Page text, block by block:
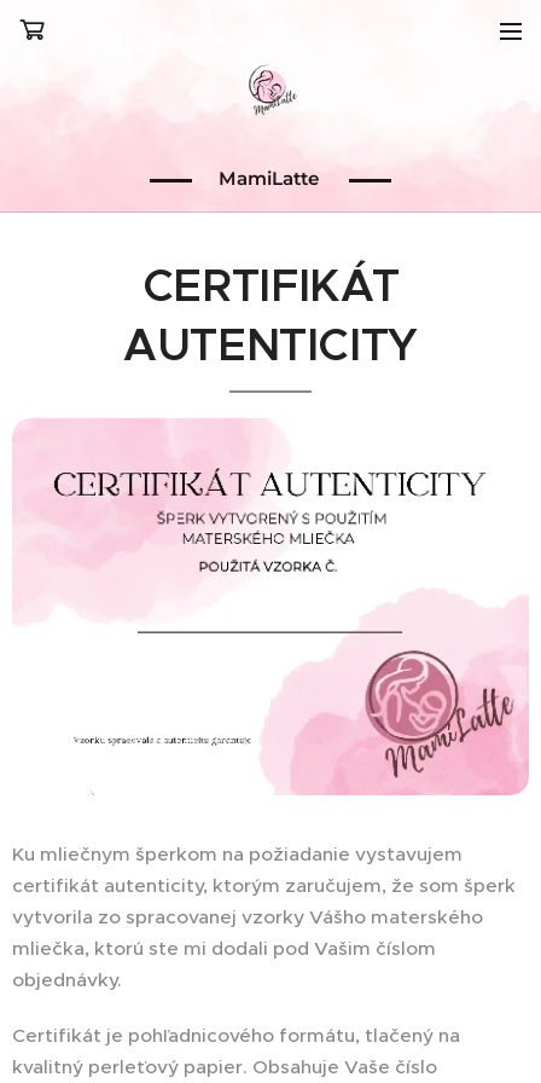
MamiLatte
CERTIFIKÁT
AUTENTICITY
Ku mliečnym šperkom na požiadanie vystavujem
certifikát autenticity, ktorým zaručujem, že som šperk
vytvorila zo spracovanej vzorky Vášho materského
mliečka, ktorú ste mi dodali pod Vašim číslom
objednávky.
Certifikát je pohľadnicového formátu, tlačený na
kvalitný perleťový papier. Obsahuje Vaše číslo